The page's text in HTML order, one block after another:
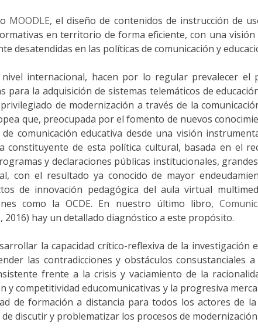
MOODLE, el diseño de contenidos de instrucción de
en territorio de forma eficiente, con una
desatendidas en las políticas de comunicación y
internacional, hacen por lo regular prevalecer
para la adquisición de sistemas telemáticos de
de modernización a través de la
que, preocupada por el fomento de nuevos
comunicación educativa desde una visión
de esta política cultural, basada en el
y declaraciones públicas institucionales,
con el resultado ya conocido de mayor
de innovación pedagógica del aula virtual
como la OCDE. En nuestro último libro,
2016) hay un detallado diagnóstico a este propósito.
la capacidad crítico-reflexiva de la investigación
las contradicciones y obstáculos consustanciales
frente a la crisis y vaciamiento de la
y competitividad educomunicativas y la progresiva
de formación a distancia para todos los actores de
de discutir y problematizar los procesos de